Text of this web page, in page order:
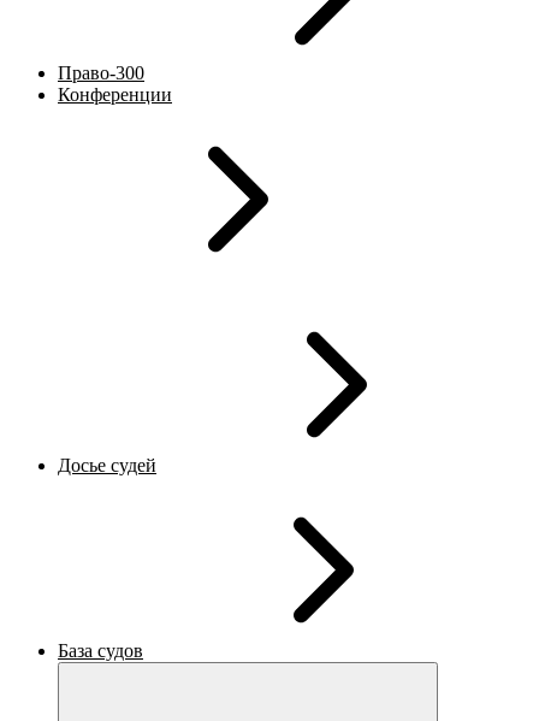
Право-300
Конференции
Досье судей
База судов